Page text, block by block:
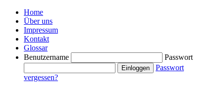
Home
Über uns
Impressum
Kontakt
Glossar
Benutzername
Passwort
Passwort
vergessen?